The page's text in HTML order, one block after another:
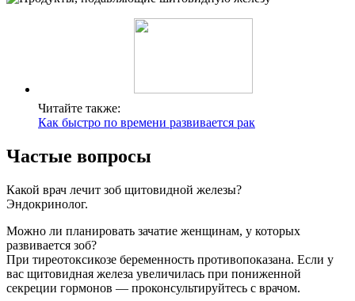
Читайте также:
Как быстро по времени развивается рак
Частые вопросы
Какой врач лечит зоб щитовидной железы?
Эндокринолог.
Можно ли планировать зачатие женщинам, у которых
развивается зоб?
При тиреотоксикозе беременность противопоказана. Если у
вас щитовидная железа увеличилась при пониженной
секреции гормонов — проконсультируйтесь с врачом.